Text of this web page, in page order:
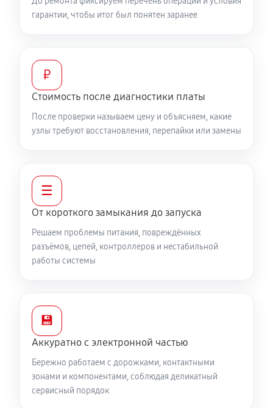
гарантии, чтобы итог был понятен заранее
₽
Стоимость после диагностики платы
После проверки называем цену и объясняем, какие
узлы требуют восстановления, перепайки или замены
☰
От короткого замыкания до запуска
Решаем проблемы питания, повреждённых
разъёмов, цепей, контроллеров и нестабильной
работы системы
💾
Аккуратно с электронной частью
Бережно работаем с дорожками, контактными
зонами и компонентами, соблюдая деликатный
сервисный порядок